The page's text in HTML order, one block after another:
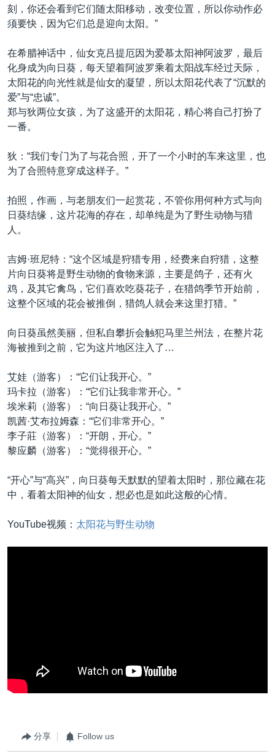
刻，你还会看到它们随太阳移动，改变位置，所以你动作必
须要快，因为它们总是迎向太阳。”
在希腊神话中，仙女克吕提厄因为爱慕太阳神阿波罗，最后
化身成为向日葵，每天望着阿波罗乘着太阳战车经过天际，
太阳花的向光性就是仙女的凝望，所以太阳花代表了“沉默的
爱”与“忠诚”。
郑与狄两位女孩，为了这盛开的太阳花，精心将自己打扮了
一番。
狄：“我们专门为了与花合照，开了一个小时的车来这里，也
为了合照特意穿成这样子。”
拍照，作画，与老朋友们一起赏花，不管你用何种方式与向
日葵结缘，这片花海的存在，却单纯是为了野生动物与猎
人。
吉姆·班尼特：“这个区域是狩猎专用，经费来自狩猎，这整
片向日葵将是野生动物的食物来源，主要是鸽子，还有火
鸡，及其它禽鸟，它们喜欢吃葵花子，在猎鸽季节开始前，
这整个区域的花会被推倒，猎鸽人就会来这里打猎。”
向日葵虽然美丽，但私自攀折会触犯马里兰州法，在整片花
海被推到之前，它为这片地区注入了…
艾娃（游客）：“它们让我开心。”
玛卡拉（游客）：“它们让我非常开心。”
埃米莉（游客）：“向日葵让我开心。”
凯茜·艾布拉姆森：“它们非常开心。”
李子莊（游客）：“开朗，开心。”
黎应麟（游客）：“觉得很开心。”
“开心”与“高兴”，向日葵每天默默的望着太阳时，那位藏在花
中，看着太阳神的仙女，想必也是如此这般的心情。
YouTube视频： 太阳花与野生动物
分享 Follow us